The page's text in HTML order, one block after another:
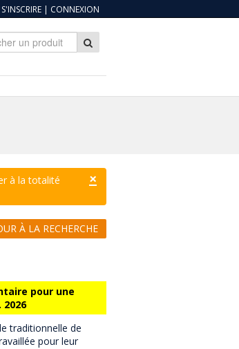
S'INSCRIRE | CONNEXION
×
à la totalité
À LA RECHERCHE
pour une
2026
traditionnelle de
pour leur